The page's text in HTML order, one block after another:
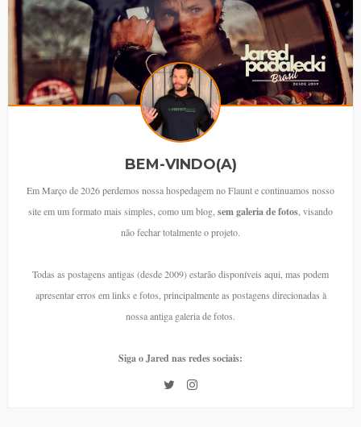
BEM-VINDO(A)
Em Março de 2026 perdemos nossa hospedagem no Flaunt e continuamos nosso
site em um formato mais simples, como um blog, sem galeria de fotos , visando
não fechar totalmente o projeto.
Todas as postagens antigas (desde 2009) estarão disponíveis aqui, mas podem
apresentar erros em links e fotos, principalmente as postagens direcionadas à
nossa antiga galeria de fotos.
Siga o Jared nas redes sociais: